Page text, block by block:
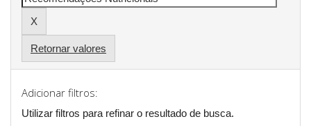
Retornar valores
Adicionar filtros:
Utilizar filtros para refinar o resultado de busca.